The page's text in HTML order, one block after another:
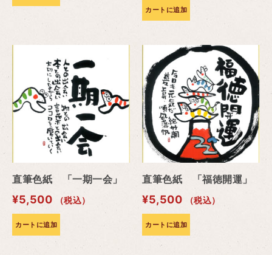
カートに追加
直筆色紙 「一期一会」
¥5,500 （税込）
カートに追加
直筆色紙 「福徳開運」
¥5,500 （税込）
カートに追加